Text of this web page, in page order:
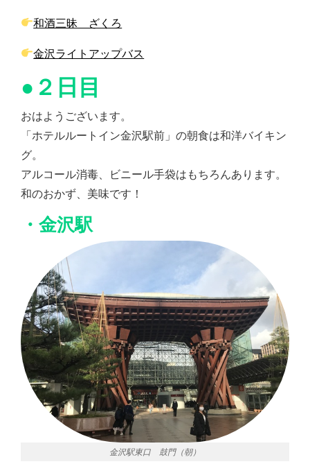
和酒三昧 ざくろ
金沢ライトアップバス
●２日目
おはようございます。
「ホテルルートイン金沢駅前」の朝食は和洋バイキン
グ。
アルコール消毒、ビニール手袋はもちろんあります。
和のおかず、美味です！
・金沢駅
金沢駅東口 鼓門（朝）